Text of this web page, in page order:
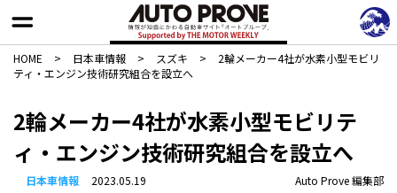
HOME > 日本車情報​ > スズキ >
2輪メーカー4社が水素小型モビリ
ティ・エンジン技術研究組合を設立へ
2輪メーカー4社が水素小型モビリテ
ィ・エンジン技術研究組合を設立へ
日本車情報​ 2023.05.19 Auto Prove 編集部